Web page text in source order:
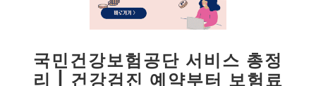
국민건강보험공단 서비스 총정
리 | 건강검진 예약부터 보험료